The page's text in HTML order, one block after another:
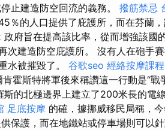
止建造防空回流的義務。 撥筋禁忌
％的人口提供了庇護所，而在芬蘭
政府旨在提高該比率，從而增強該國
次建造防空庇護所。 沒有人在砲手
水被摧毀了。 谷歌seo 經絡按摩課
霍斯特將軍後來稱讚這一行動是“戰
斯的北極邊界上建立了200米長的電
足底按摩 的確，據挪威移民局稱，
保護，而在地鐵站或停車場則可以